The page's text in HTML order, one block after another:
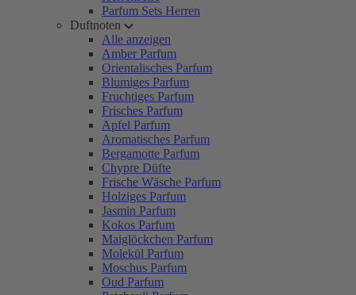
Parfum Sets Herren
Duftnoten
Alle anzeigen
Amber Parfum
Orientalisches Parfum
Blumiges Parfum
Fruchtiges Parfum
Frisches Parfum
Apfel Parfum
Aromatisches Parfum
Bergamotte Parfum
Chypre Düfte
Frische Wäsche Parfum
Holziges Parfum
Jasmin Parfum
Kokos Parfum
Maiglöckchen Parfum
Molekül Parfum
Moschus Parfum
Oud Parfum